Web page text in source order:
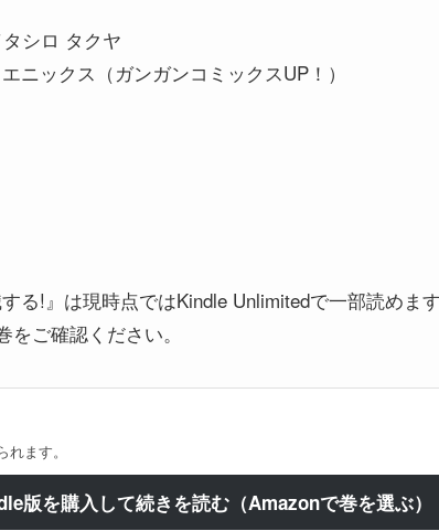
シロ タクヤ
ニックス（ガンガンコミックスUP！）
る!』は現時点ではKindle Unlimitedで一部読めま
ご確認ください。
ます。
版を購入して続きを読む（Amazonで巻を選ぶ）